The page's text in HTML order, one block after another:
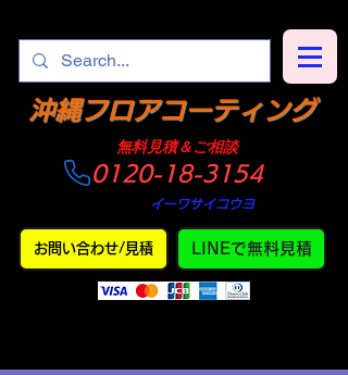
​沖縄フロアコーティング
​無料見積＆ご相談
0120-18-3154
イーワサイコウヨ
お問い合わせ/見積 LINEで無料見積